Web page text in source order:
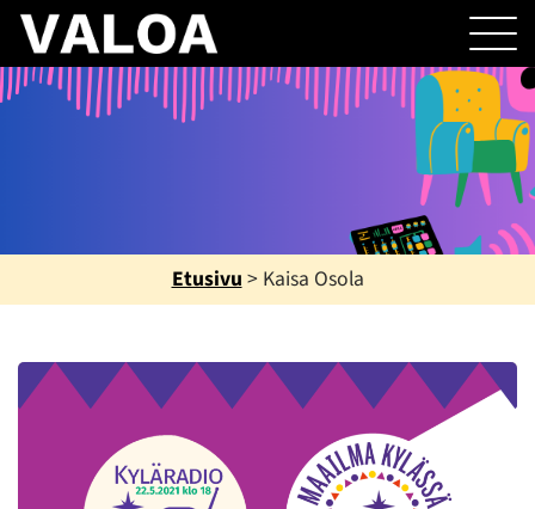
Etusivu > Kaisa Osola